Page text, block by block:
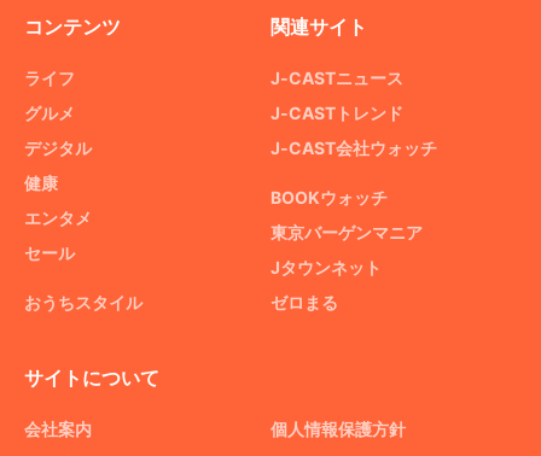
コンテンツ
ライフ
グルメ
デジタル
健康
エンタメ
セール
おうちスタイル
関連サイト
J-CASTニュース
J-CASTトレンド
J-CAST会社ウォッチ
BOOKウォッチ
東京バーゲンマニア
Jタウンネット
ゼロまる
サイトについて
会社案内
個人情報保護方針